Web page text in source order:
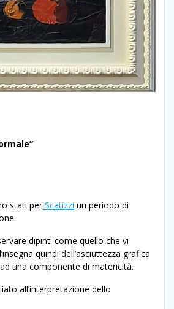
stati perScatizzi un periodo di
dipinti come quello che vi
quindi dell’asciuttezza grafica
una componente di matericità.
all’interpretazione dello